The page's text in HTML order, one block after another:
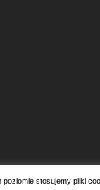
poziomie stosujemy pliki